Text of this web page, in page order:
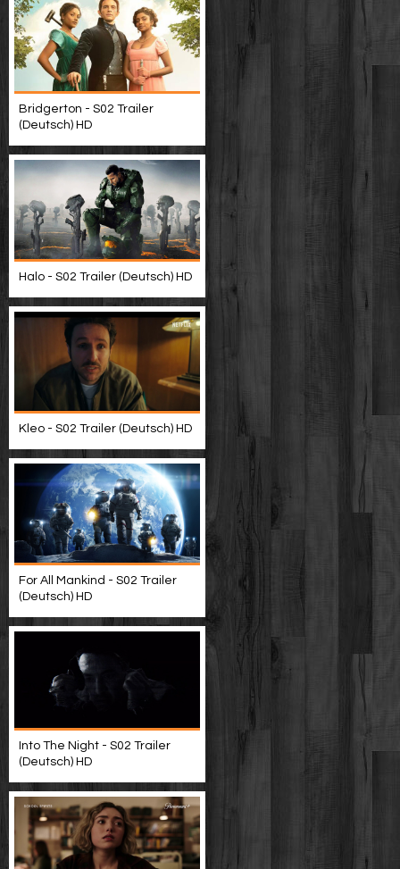
Bridgerton - S02 Trailer
(Deutsch) HD
Halo - S02 Trailer (Deutsch) HD
Kleo - S02 Trailer (Deutsch) HD
For All Mankind - S02 Trailer
(Deutsch) HD
Into The Night - S02 Trailer
(Deutsch) HD